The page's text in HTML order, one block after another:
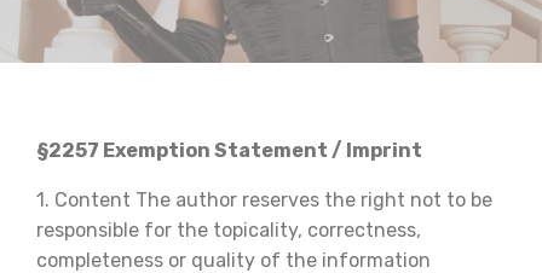
§2257 Exemption Statement / Imprint
1. Content The author reserves the right not to be
responsible for the topicality, correctness,
completeness or quality of the information